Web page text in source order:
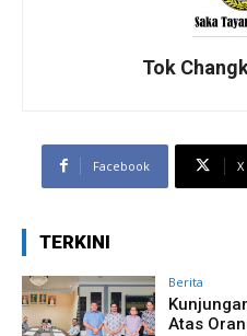
Tok
Facebook X
TERKINI
Berita
Atas